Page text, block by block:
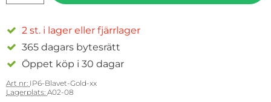
2 st. i lager eller fjärrlager
365 dagars bytesrätt
Öppet köp i 30 dagar
Art nr: IP6-Blavet-Gold-xx
Lagerplats: A02-08